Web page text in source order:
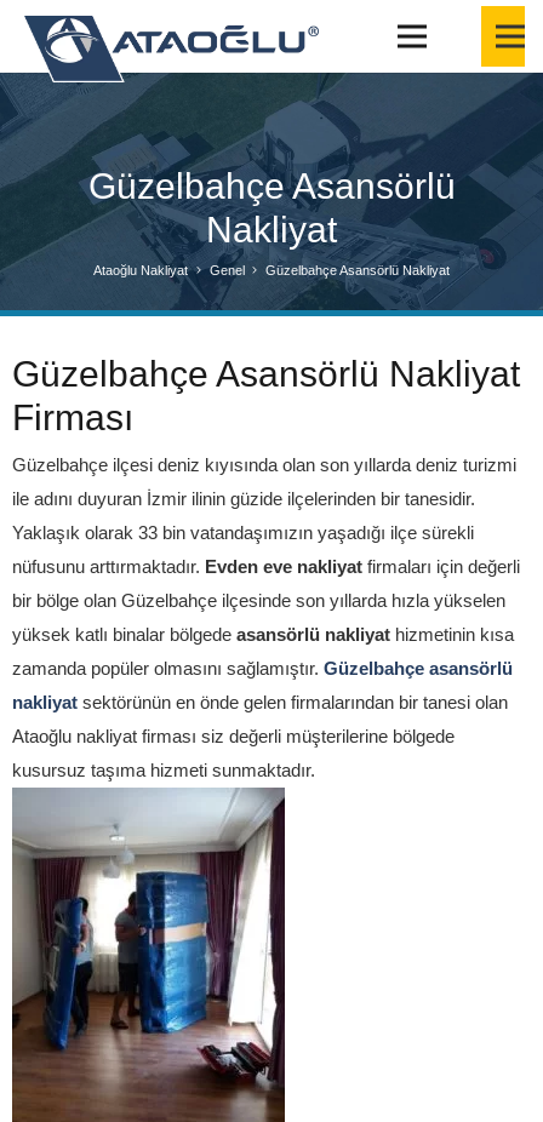
Güzelbahçe Asansörlü
Nakliyat
Ataoğlu Nakliyat Genel Güzelbahçe Asansörlü Nakliyat
Güzelbahçe Asansörlü Nakliyat
Firması
Güzelbahçe ilçesi deniz kıyısında olan son yıllarda deniz turizmi
ile adını duyuran İzmir ilinin güzide ilçelerinden bir tanesidir.
Yaklaşık olarak 33 bin vatandaşımızın yaşadığı ilçe sürekli
nüfusunu arttırmaktadır. Evden eve nakliyat firmaları için değerli
bir bölge olan Güzelbahçe ilçesinde son yıllarda hızla yükselen
yüksek katlı binalar bölgede asansörlü nakliyat hizmetinin kısa
zamanda popüler olmasını sağlamıştır. Güzelbahçe asansörlü
nakliyat sektörünün en önde gelen firmalarından bir tanesi olan
Ataoğlu nakliyat firması siz değerli müşterilerine bölgede
kusursuz taşıma hizmeti sunmaktadır.